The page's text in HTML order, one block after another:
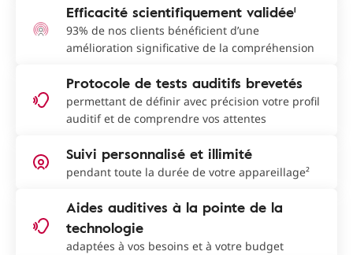
Efficacité scientifiquement validée¹
93% de nos clients bénéficient d’une
amélioration significative de la compréhension
Protocole de tests auditifs brevetés
permettant de définir avec précision votre profil
auditif et de comprendre vos attentes
Suivi personnalisé et illimité
pendant toute la durée de votre appareillage²
Aides auditives à la pointe de la
technologie
adaptées à vos besoins et à votre budget